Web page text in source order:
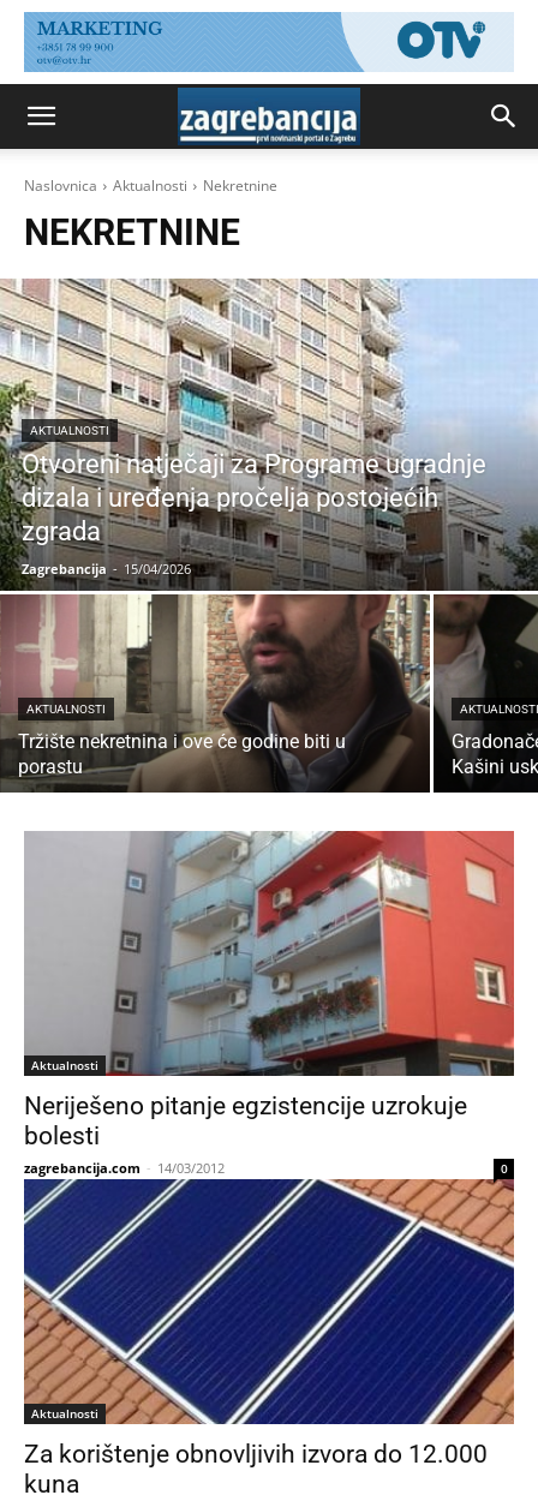
Naslovnica Aktualnosti Nekretnine
NEKRETNINE
AKTUALNOSTI
Otvoreni natječaji za Programe ugradnje
dizala i uređenja pročelja postojećih
zgrada
Zagrebancija - 15/04/2026
AKTUALNOSTI
Tržište nekretnina i ove će godine biti u
porastu
Kašini
Aktualnosti
Neriješeno pitanje egzistencije uzrokuje
bolesti
zagrebancija.com - 14/03/2012 0
Aktualnosti
Za korištenje obnovljivih izvora do 12.000
kuna